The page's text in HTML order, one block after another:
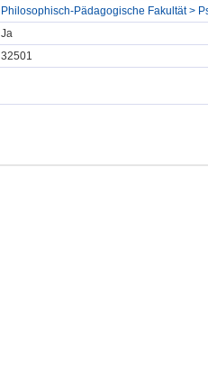
Philosophisch-Pädagogische Fakultät >
Ja
32501